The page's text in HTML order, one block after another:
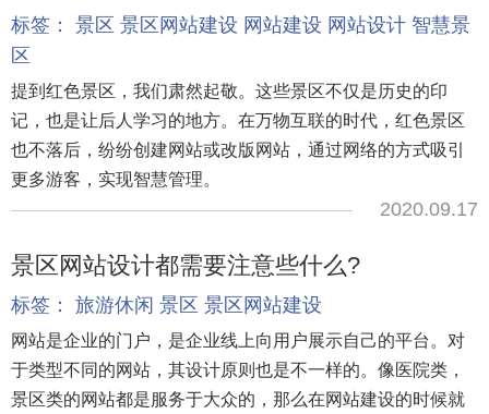
标签： 景区 景区网站建设 网站建设 网站设计 智慧景
区
提到红色景区，我们肃然起敬。这些景区不仅是历史的印
记，也是让后人学习的地方。在万物互联的时代，红色景区
也不落后，纷纷创建网站或改版网站，通过网络的方式吸引
更多游客，实现智慧管理。
2020.09.17
景区网站设计都需要注意些什么?
标签： 旅游休闲 景区 景区网站建设
网站是企业的门户，是企业线上向用户展示自己的平台。对
于类型不同的网站，其设计原则也是不一样的。像医院类，
景区类的网站都是服务于大众的，那么在网站建设的时候就